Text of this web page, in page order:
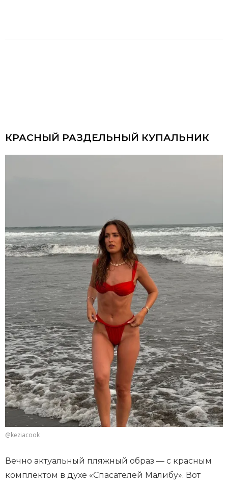
КРАСНЫЙ РАЗДЕЛЬНЫЙ КУПАЛЬНИК
@keziacook
Вечно актуальный пляжный образ — с красным
комплектом в духе «Спасателей Малибу». Вот